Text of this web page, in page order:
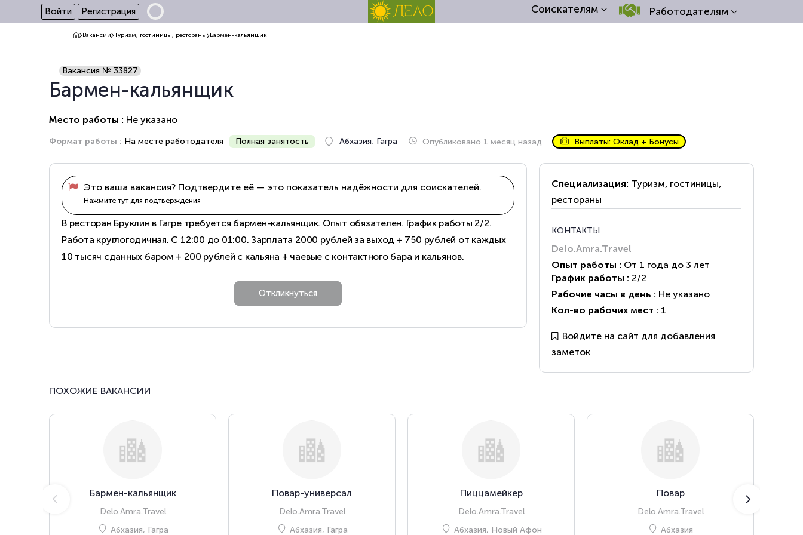
Войти Регистрация Соискателям Работодателям
Вакансии Туризм, гостиницы, рестораны Бармен-кальянщик
Бармен-кальянщик
Место работы : Не указано
Формат работы : На месте работодателя Полная занятость Абхазия, Гагра Опубликовано 1 месяц назад Выплаты: Оклад + Бонусы
Вакансия № 33827
Это ваша вакансия? Подтвердите её — это показатель надёжности для соискателей.
Нажмите тут для подтверждения
В ресторан Бруклин в Гагре требуется бармен-кальянщик. Опыт обязателен. График работы 2/2.
Работа круглогодичная. С 12:00 до 01:00. Зарплата 2000 рублей за выход + 750 рублей от каждых
10 тысяч сданных баром + 200 рублей с кальяна + чаевые с контактного бара и кальянов.
Специализация: Туризм, гостиницы,
рестораны
КОНТАКТЫ
Delo.Amra.Travel
Опыт работы : От 1 года до 3 лет
График работы : 2/2
Рабочие часы в день : Не указано
Кол-во рабочих мест : 1
Войдите на сайт для добавления
заметок
ПОХОЖИЕ ВАКАНСИИ
Бармен-кальянщик
Delo.Amra.Travel
Абхазия, Гагра
Повар-универсал
Delo.Amra.Travel
Абхазия, Гагра
Пиццамейкер
Delo.Amra.Travel
Абхазия, Новый Афон
Повар
Delo.Amra.Travel
Абхазия